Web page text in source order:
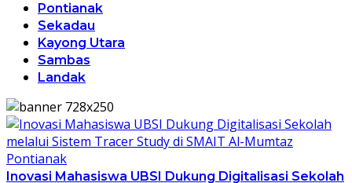
Pontianak
Sekadau
Kayong Utara
Sambas
Landak
Inovasi Mahasiswa UBSI Dukung Digitalisasi Sekolah